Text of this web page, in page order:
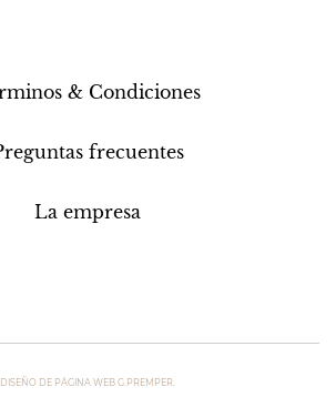
& Condiciones
frecuentes
La empresa
DISEÑO DE PÁGINA WEB G.PREMPER.